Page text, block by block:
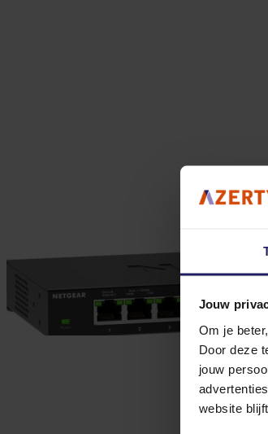
Jouw
Om je
Door deze
jouw
website